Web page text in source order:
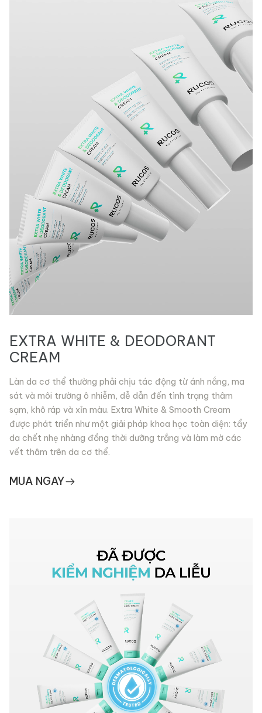
EXTRA WHITE & DEODORANT
CREAM
Làn da cơ thể thường phải chịu tác động từ ánh nắng, ma
sát và môi trường ô nhiễm, dễ dẫn đến tình trạng thâm
sạm, khô ráp và xỉn màu. Extra White & Smooth Cream
được phát triển như một giải pháp khoa học toàn diện: tẩy
da chết nhẹ nhàng đồng thời dưỡng trắng và làm mờ các
vết thâm trên da cơ thể.
MUA NGAY